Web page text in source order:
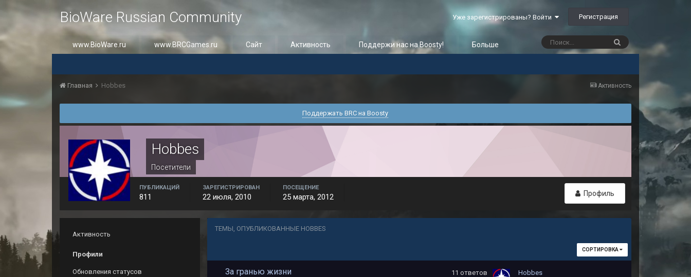
BioWare Russian Community Уже зарегистрированы? Войти Регистрация
www.BioWare.ru www.BRCGames.ru Сайт Активность Поддержи нас на Boosty! Больше
Активность
Главная Hobbes
Поддержать BRC на Boosty
Hobbes
Посетители
Профиль
ПУБЛИКАЦИЙ
811
ЗАРЕГИСТРИРОВАН
22 июля, 2010
ПОСЕЩЕНИЕ
25 марта, 2012
Активность
Профили
Обновления статусов
ТЕМЫ, ОПУБЛИКОВАННЫЕ HOBBES
СОРТИРОВКА
За гранью жизни 11 ответов
Hobbes